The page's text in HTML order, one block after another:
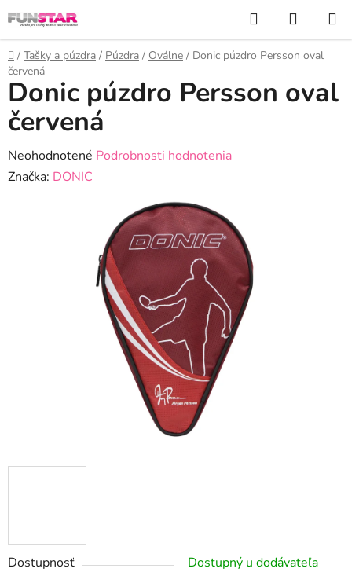
na
obsah
Hľadať
KOŠÍK
Domov
/ Tašky a púzdra / Púzdra / Oválne / Donic púzdro Persson oval
červená
Dostupnosť
Dostupný u dodávateľa
Donic púzdro Persson oval
červená
Priemerné
hodnotenie
Neohodnotené Podrobnosti hodnotenia
Značka: DONIC